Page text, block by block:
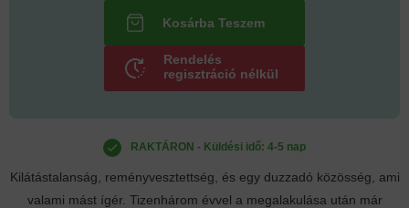
Kilátástalanság, reményvesztettség, és egy duzzadó közösség, ami
valami mást ígér. Tizenhárom évvel a megalakulása után már
RAKTÁRON - Küldési idő: 4-5 nap
Rendelés
regisztráció nélkül